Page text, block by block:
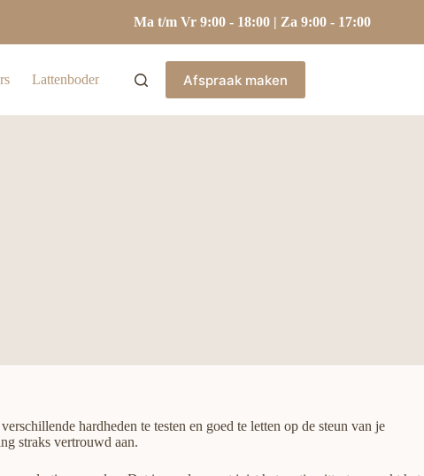
Ma t/m Vr 9:00 - 18:00 | Za 9:00 - 17:00
Lattenbodems Hoofdkussens Kasten
Afspraak maken
hardheden te testen en goed te letten op de steun van je
straks vertrouwd aan.